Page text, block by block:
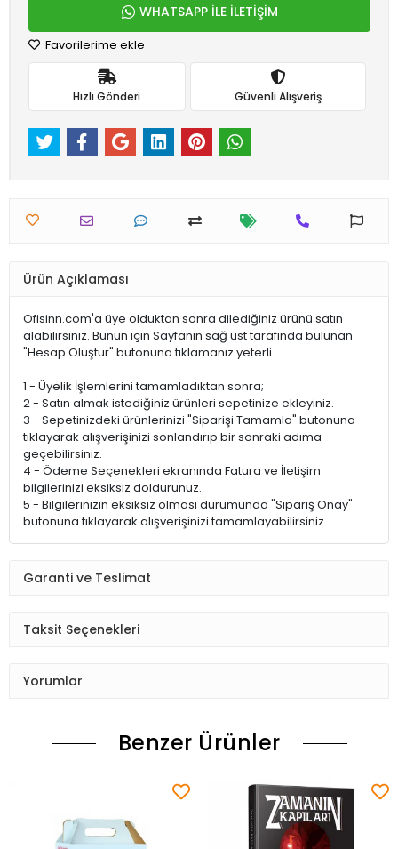
WHATSAPP İLE İLETİŞİM
Favorilerime ekle
Hızlı Gönderi Güvenli Alışveriş
Ürün Açıklaması
Ofisinn.com'a üye olduktan sonra dilediğiniz ürünü satın
alabilirsiniz. Bunun için Sayfanın sağ üst tarafında bulunan
"Hesap Oluştur" butonuna tıklamanız yeterli.
1 - Üyelik İşlemlerini tamamladıktan sonra;
2 - Satın almak istediğiniz ürünleri sepetinize ekleyiniz.
3 - Sepetinizdeki ürünlerinizi "Siparişi Tamamla" butonuna
tıklayarak alışverişinizi sonlandırıp bir sonraki adıma
geçebilirsiniz.
4 - Ödeme Seçenekleri ekranında Fatura ve İletişim
bilgilerinizi eksiksiz doldurunuz.
5 - Bilgilerinizin eksiksiz olması durumunda "Sipariş Onay"
butonuna tıklayarak alışverişinizi tamamlayabilirsiniz.
Garanti ve Teslimat
Taksit Seçenekleri
Yorumlar
Benzer Ürünler